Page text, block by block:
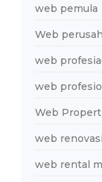
web pemula
Web
web
web
Web
web
web rental